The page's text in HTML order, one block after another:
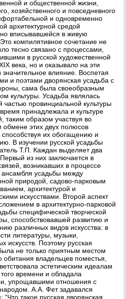
и общественной жизни,
хозяйственного и повседневного
и одновременно
архитектурной средой
вписывавшейся в живую
компилятивное сочетание не
тесно связано с процессами,
в русской художественной
века, но и оказывало на эти
значительное влияние. Воспетая
и поэтами дворянская усадьба с
сама была своеобразным
культуры. Усадьба являлась
частью провинциальной культуры
принадлежала и культуре
таким образом участвуя во
обмене этих двух полюсов
способствуя их обогащению и
В изучении русской усадьбы
Т.П. Каждан выделяет два
из них заключается в
возникавших в процессе
ансамбля усадьбы между
природой, садово-парковым
архитектурой и
искусствами. Второй аспект
в архитектурно-парковой
специфической творческой
способствовавшей развитию и
различных видов искусства: в
литературы, музыки,
искусств. Поэтому русская
не только приятным местом
обитания владельцев поместья,
эстетическим идеалам
времени и обладала
упрощавшими отношения с
А.А. Фет задавался
“Что такое русская дворянская